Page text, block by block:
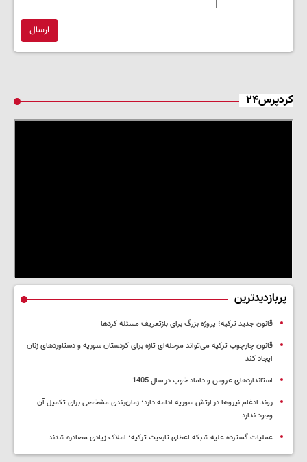
ارسال
کردپرس۲۴
پربازدیدترین
قانون جدید ترکیه؛ پروژه بزرگ‌ برای بازتعریف مسئله کردها
قانون چارچوب ترکیه می‌تواند مرحله‌ای تازه برای کردستان سوریه و دستاوردهای زنان
ایجاد کند
استانداردهای عروس و داماد خوب در سال 1405
روند ادغام نیروها در ارتش سوریه ادامه دارد؛ زمان‌بندی مشخصی برای تکمیل آن
وجود ندارد
عملیات گسترده علیه شبکه اعطای تابعیت ترکیه؛ املاک زیادی مصادره شدند